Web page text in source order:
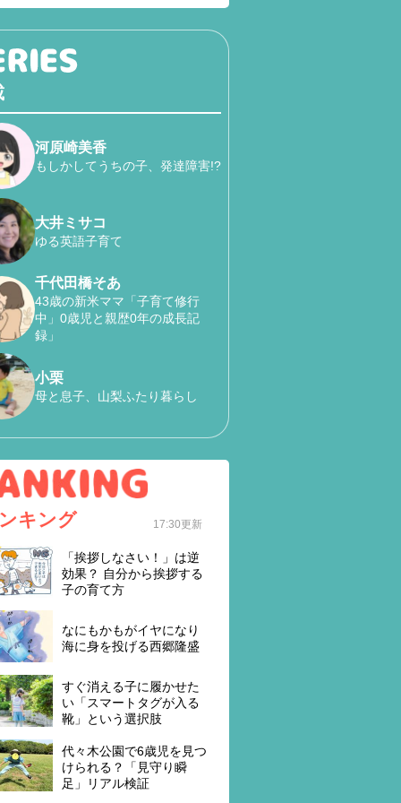
河原崎美香
もしかしてうちの子、発達障害!?
大井ミサコ
ゆる英語子育て
千代田橋そあ
43歳の新米ママ「子育て修行
中」0歳児と親歴0年の成長記
録」
小栗
母と息子、山梨ふたり暮らし
キング 17:30更新
「挨拶しなさい！」は逆
効果？ 自分から挨拶する
子の育て方
なにもかもがイヤになり
海に身を投げる西郷隆盛
すぐ消える子に履かせた
い「スマートタグが入る
靴」という選択肢
代々木公園で6歳児を見つ
けられる？「見守り瞬
足」リアル検証